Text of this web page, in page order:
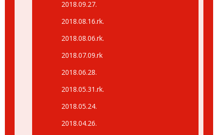
2018.09.27.
2018.08.16.rk.
2018.08.06.rk.
2018.07.09.rk
2018.06.28.
2018.05.31.rk.
2018.05.24.
2018.04.26.